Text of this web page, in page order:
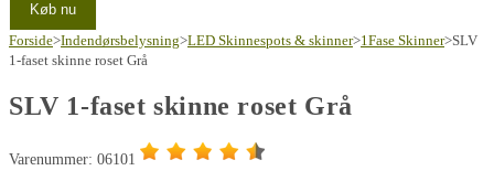
Køb nu
Forside>Indendørsbelysning>LED Skinnespots & skinner>1Fase Skinner>SLV
1-faset skinne roset Grå
SLV 1-faset skinne roset Grå
Varenummer: 06101